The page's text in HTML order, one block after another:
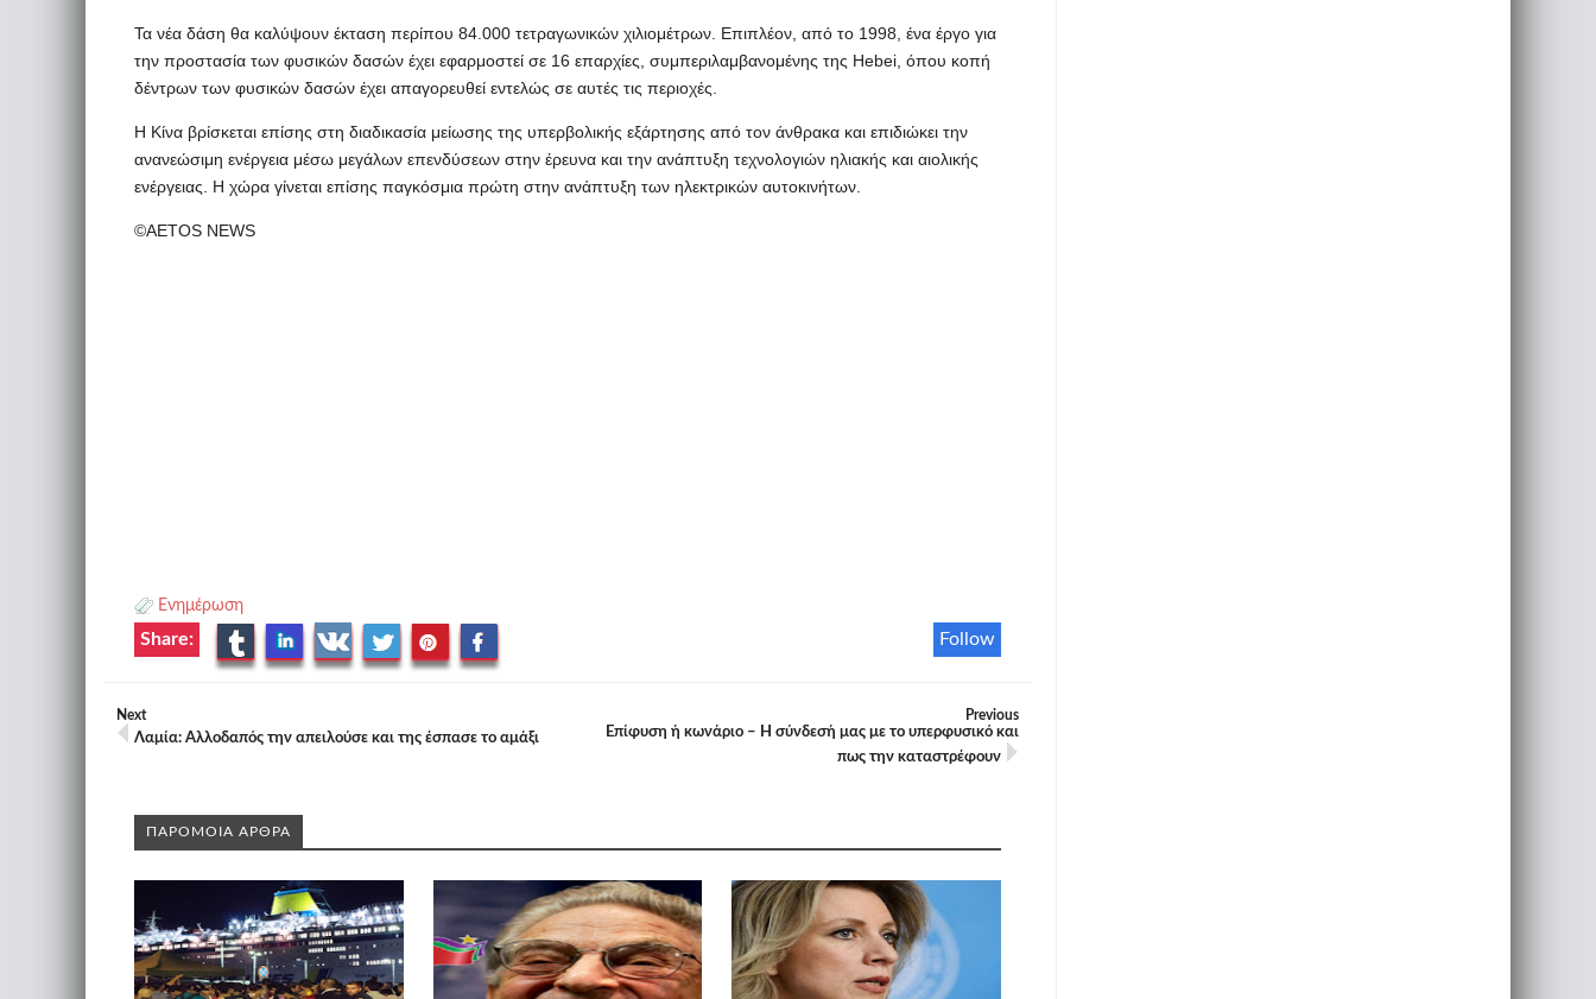
Τα νέα δάση θα καλύψουν έκταση περίπου 84.000 τετραγωνικών χιλιομέτρων. Επιπλέον, από το 1998, ένα έργο για
την προστασία των φυσικών δασών έχει εφαρμοστεί σε 16 επαρχίες, συμπεριλαμβανομένης της Hebei, όπου κοπή
δέντρων των φυσικών δασών έχει απαγορευθεί εντελώς σε αυτές τις περιοχές.
Η Κίνα βρίσκεται επίσης στη διαδικασία μείωσης της υπερβολικής εξάρτησης από τον άνθρακα και επιδιώκει την
ανανεώσιμη ενέργεια μέσω μεγάλων επενδύσεων στην έρευνα και την ανάπτυξη τεχνολογιών ηλιακής και αιολικής
ενέργειας. Η χώρα γίνεται επίσης παγκόσμια πρώτη στην ανάπτυξη των ηλεκτρικών αυτοκινήτων.
©AETOS NEWS
Ενημέρωση
Follow
Share:
Next
Λαμία: Αλλοδαπός την απειλούσε και της έσπασε το αμάξι
Previous
Επίφυση ή κωνάριο – Η σύνδεσή μας με το υπερφυσικό και
πως την καταστρέφουν
ΠΑΡΟΜΟΙΑ ΑΡΘΡΑ